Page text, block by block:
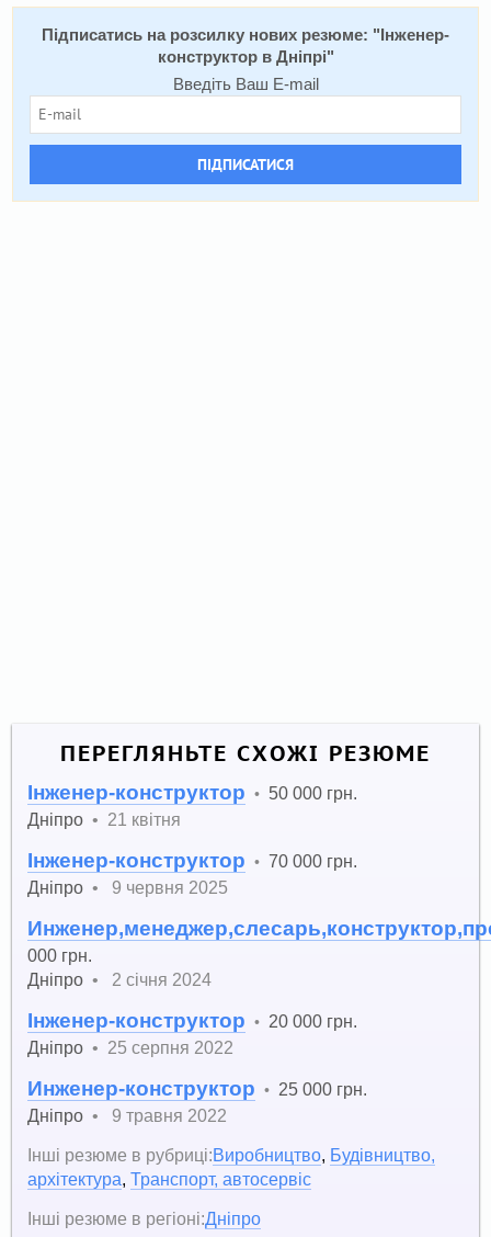
Підписатись на розсилку нових резюме: " Інженер-
конструктор в Дніпрі"
Введіть Ваш E-mail
ПІДПИСАТИСЯ
ПЕРЕГЛЯНЬТЕ СХОЖІ РЕЗЮМЕ
Інженер-конструктор • 50 000 грн.
Дніпро • 21 квітня
Інженер-конструктор • 70 000 грн.
Дніпро • 9 червня 2025
000 грн.
Дніпро • 2 січня 2024
Інженер-конструктор • 20 000 грн.
Дніпро • 25 серпня 2022
Инженер-конструктор • 25 000 грн.
Дніпро •
9 травня 2022
Інші резюме в рубриці:Виробництво, Будівництво,
архітектура,Транспорт, автосервіс
Інші резюме в регіоні:Дніпро